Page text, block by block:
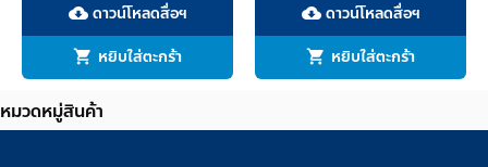
cloud_downloadดาวน์โหลดสื่อฯ
หยิบใส่ตะกร้า
cloud_downloadดาวน์โหลดสื่อฯ
หยิบใส่ตะกร้า
หมวดหมู่สินค้า